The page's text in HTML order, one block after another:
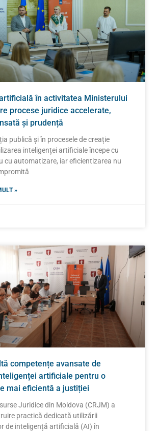
în activitatea Ministerului
procese juridice accelerate,
și prudență
publică și în procesele de creație
inteligenței artificiale începe cu
cu automatizare, iar eficientizarea nu
»
competențe avansate de
artificiale pentru o
mai eficientă a justiției
Juridice din Moldova (CRJM) a
practică dedicată utilizării
de inteligență artificială (AI) în